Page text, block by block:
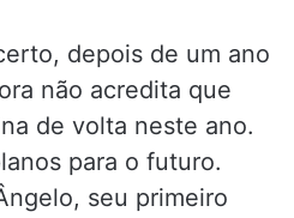
depois de um ano
não acredita que
de volta neste ano.
para o futuro.
seu primeiro